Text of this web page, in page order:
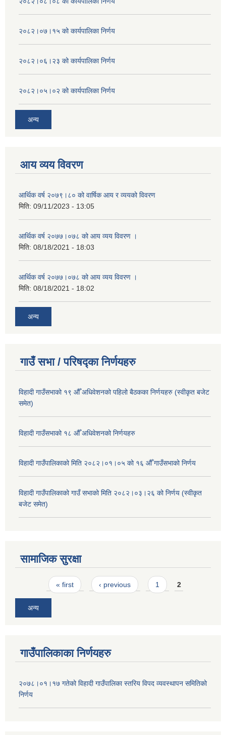
२०८२।०७।१५ को कार्यपालिका निर्णय
२०८२।०६।२३ को कार्यपालिका निर्णय
२०८२।०५।०२ को कार्यपालिका निर्णय
अन्य
आय व्यय विवरण
आर्थिक वर्ष २०७९।८० को वार्षिक आय र व्ययको विवरण
मिति: 09/11/2023 - 13:05
आर्थिक वर्ष २०७७।०७८ को आय व्यय विवरण ।
मिति: 08/18/2021 - 18:03
आर्थिक वर्ष २०७७।०७८ को आय व्यय विवरण ।
मिति: 08/18/2021 - 18:02
अन्य
गाउँ सभा / परिषद्का निर्णयहरु
विहादी गाउँसभाको १९ औँ अधिवेशनको पहिलो बैठकका निर्णयहरु (स्वीकृत बजेट
समेत)
विहादी गाउँसभाको १८ औँ अधिवेशनको निर्णयहरु
विहादी गाउँपालिकाको मिति २०८२।०१।०५ को १६ औँ गाउँसभाको निर्णय
विहादी गाउँपालिकाको गाउँ सभाको मिति २०८२।०३।२६ को निर्णय (स्वीकृत
बजेट समेत)
सामाजिक सुरक्षा
Pages« first ‹ previous 1 2
अन्य
गाउँपालिकाका निर्णयहरु
२०७८।०१।१७ गतेको विहादी गाउँपालिका स्तरिय विपद व्यवस्थापन समितिको
निर्णय